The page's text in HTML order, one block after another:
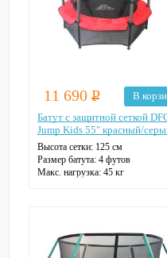
11 690 Р
В
Батут с защитной сеткой
Jump Kids 55" красный/
Высота сетки: 125 см
Размер батута: 4 футов
Макс. нагрузка: 45 кг